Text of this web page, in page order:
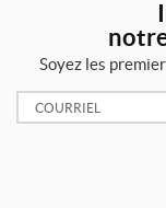
Soyez les
Courriel: